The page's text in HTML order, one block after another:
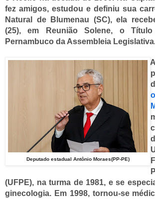
fez amigos, estudou e definiu sua
Natural de Blumenau (SC), ela
(25), em Reunião Solene, o
Pernambuco da Assembleia
Deputado estadual Antônio Moraes(PP-PE)
o
(UFPE), na turma de 1981, e se
ginecologia. Em 1998, tornou-se